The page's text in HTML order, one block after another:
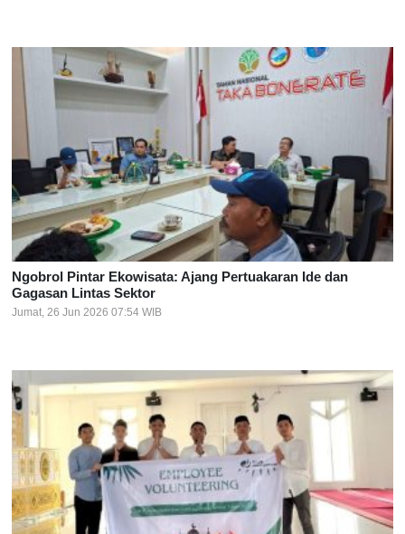
Ngobrol Pintar Ekowisata: Ajang Pertuakaran Ide dan
Gagasan Lintas Sektor
Jumat, 26 Jun 2026 07:54 WIB